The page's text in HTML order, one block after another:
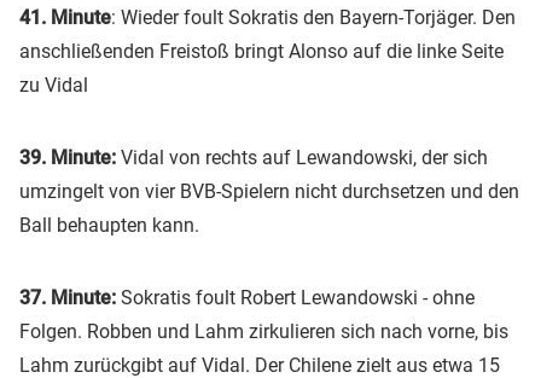
41. Minute: Wieder foult Sokratis den Bayern-Torjäger. Den
anschließenden Freistoß bringt Alonso auf die linke Seite
zu Vidal
39. Minute: Vidal von rechts auf Lewandowski, der sich
umzingelt von vier BVB-Spielern nicht durchsetzen und den
Ball behaupten kann.
37. Minute: Sokratis foult Robert Lewandowski - ohne
Folgen. Robben und Lahm zirkulieren sich nach vorne, bis
Lahm zurückgibt auf Vidal. Der Chilene zielt aus etwa 15